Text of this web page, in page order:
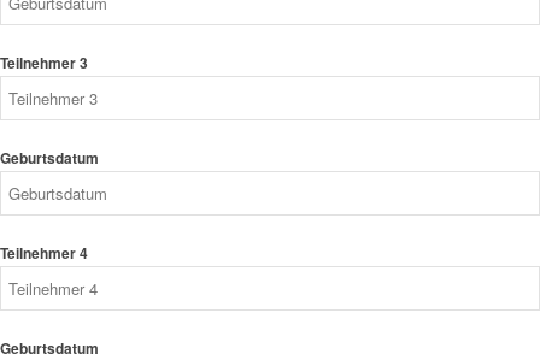
Teilnehmer 3
Geburtsdatum
Teilnehmer 4
Geburtsdatum